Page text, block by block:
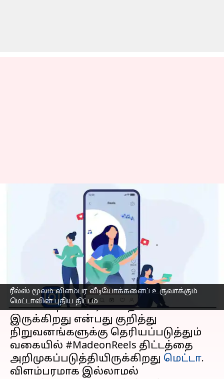
ரீல்ஸ் மூலம் விளம்பர வீடியோக்களைப் உருவாக்கும்
மெட்டாவின் புதிய திட்டம்
ரீல்ஸ் மூலம் விளம்பர
வீடியோ.. புதிய
திட்டத்துடன் மெட்டா!
Prasanna Venkatesh May 09, 2023
செய்தி முன்னோட்டம்
ரீல்ஸ் மூலம் விளம்பரம் செய்யும் முறை
எவ்வளவு லாபகரமானதாக
இருக்கிறது என்பது குறித்து
நிறுவனங்களுக்கு தெரியப்படுத்தும்
வகையில் #MadeonReels திட்டத்தை
அறிமுகப்படுத்தியிருக்கிறது மெட்டா.
விளம்பரமாக இல்லாமல்